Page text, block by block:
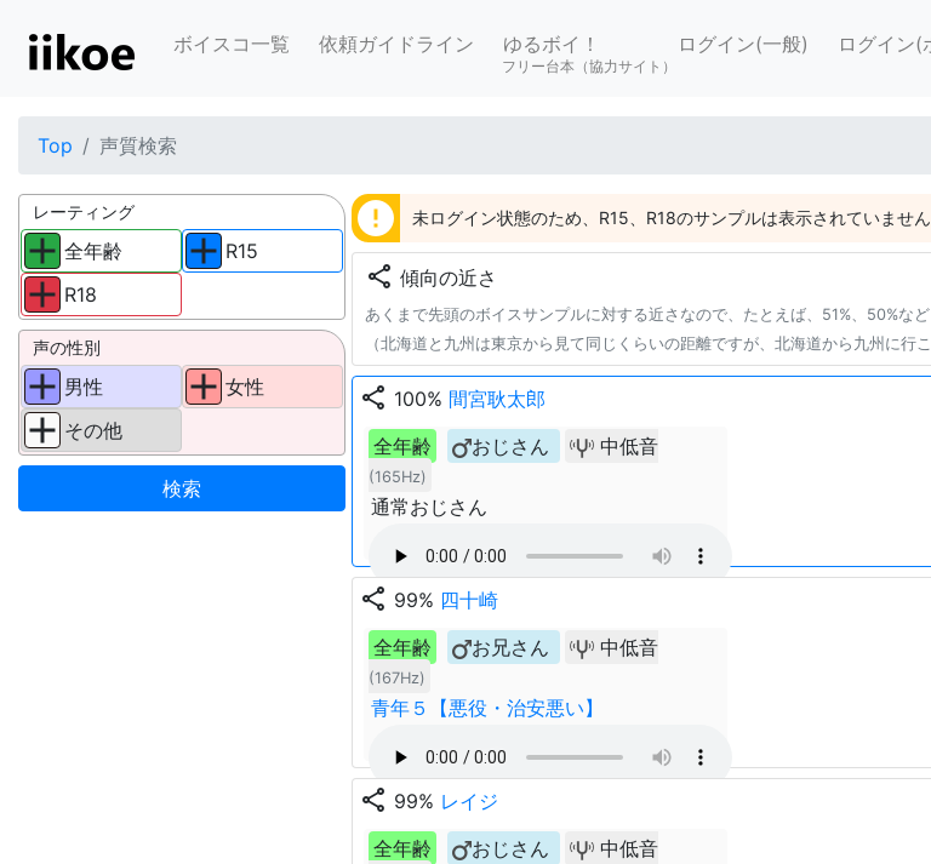
ボイスコ一覧 依頼ガイドライン ゆるボイ！
フリー台本（協力サイト）
ログイン(一般) ログイン(
Top 声質検索
レーティング
全年齢
R18
R15
声の性別
男性
その他
女性
error 未ログイン状態のため、R15、R18のサンプルは表示されていません
share 傾向の近さ
あくまで先頭のボイスサンプルに対する近さなので、たとえば、51%、50%な
（北海道と九州は東京から見て同じくらいの距離ですが、北海道から九州に行
share 100% 間宮耿太郎
全年齢
おじさん 中低音
(165Hz)
通常おじさん
share 99% 四十崎
全年齢
お兄さん 中低音
(167Hz)
青年５【悪役・治安悪い】
share 99% レイジ
全年齢
おじさん 中低音